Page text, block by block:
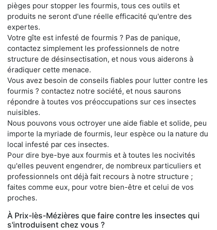
pièges pour stopper les fourmis, tous ces outils et
produits ne seront d'une réelle efficacité qu'entre des
expertes.
Votre gîte est infesté de fourmis ? Pas de panique,
contactez simplement les professionnels de notre
structure de désinsectisation, et nous vous aiderons à
éradiquer cette menace.
Vous avez besoin de conseils fiables pour lutter contre les
fourmis ? contactez notre société, et nous saurons
répondre à toutes vos préoccupations sur ces insectes
nuisibles.
Nous pouvons vous octroyer une aide fiable et solide, peu
importe la myriade de fourmis, leur espèce ou la nature du
local infesté par ces insectes.
Pour dire bye-bye aux fourmis et à toutes les nocivités
qu'elles peuvent engendrer, de nombreux particuliers et
professionnels ont déjà fait recours à notre structure ;
faites comme eux, pour votre bien-être et celui de vos
proches.
À Prix-lès-Mézières que faire contre les insectes qui
s'introduisent chez vous ?